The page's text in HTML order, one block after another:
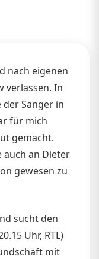
nach eigenen
verlassen. In
Sänger in
für mich
gemacht.
auch an Dieter
gewesen zu
sucht den
Uhr, RTL)
mit